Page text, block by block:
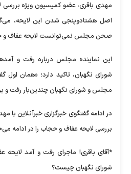
مهدی باقری، عضو کمیسیون ویژه بررسی
اصل هشتادوپنجی شدن این لایحه،
صحن مجلس نمی‌توانست لایحه عفاف و
این نماینده مجلس درباره رفت و
شورای نگهبان، تاکید دارد؛ «همان
مجلس و شورای نگهبان چندین‌بار رفت و
در ادامه گفتگوی خبرگزاری خبرآنلاین
بررسی لایحه عفاف و حجاب را در ادامه
*آقای باقری! ماجرای رفت و آمد
شورای نگهبان چیست؟